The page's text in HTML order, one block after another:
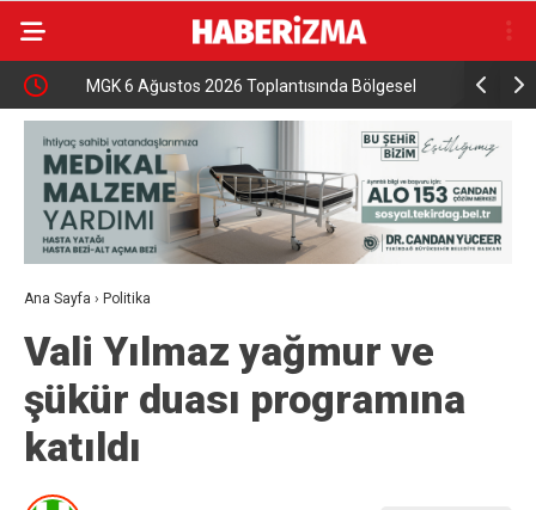
MGK 6 Ağustos 2026 Toplantısında Bölgesel
Güvenlik Gündemi
İznik
Ana Sayfa › Politika
Vali Yılmaz yağmur ve
şükür duası programına
katıldı